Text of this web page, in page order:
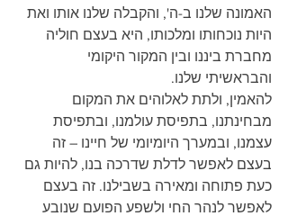
האמונה שלנו ב-ה', והקבלה שלנו אותו ואת
היות נוכחותו ומלכותו, היא בעצם חוליה
מחברת ביננו ובין המקור היקומי
והבראשיתי שלנו.
להאמין, ולתת לאלוהים את המקום
מבחינתנו, בתפיסת עולמנו, ובתפיסת
עצמנו, ובמערך היומיומי של חיינו – זה
בעצם לאפשר לדלת שדרכה בנו, להיות גם
כעת פתוחה ומאירה בשבילנו. זה בעצם
לאפשר לנהר החי ולשפע הפועם שנובע